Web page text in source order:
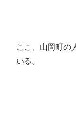
ここ、山岡町の
いる。